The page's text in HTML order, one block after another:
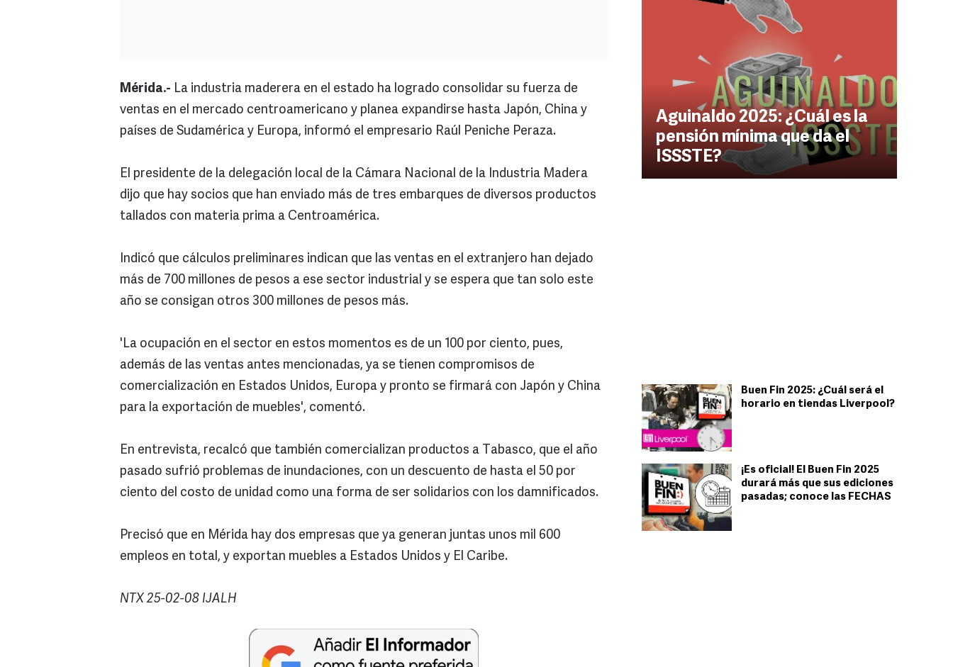
Aguinaldo 2025: ¿Cuál es la
pensión mínima que da el
ISSSTE?
Buen Fin 2025: ¿Cuál será el
horario en tiendas Liverpool?
¡Es oficial! El Buen Fin 2025
durará más que sus ediciones
pasadas; conoce las FECHAS
Mérida.- La industria maderera en el estado ha logrado consolidar su fuerza de
ventas en el mercado centroamericano y planea expandirse hasta Japón, China y
países de Sudamérica y Europa, informó el empresario Raúl Peniche Peraza.
El presidente de la delegación local de la Cámara Nacional de la Industria Madera
dijo que hay socios que han enviado más de tres embarques de diversos productos
tallados con materia prima a Centroamérica.
Indicó que cálculos preliminares indican que las ventas en el extranjero han dejado
más de 700 millones de pesos a ese sector industrial y se espera que tan solo este
año se consigan otros 300 millones de pesos más.
'La ocupación en el sector en estos momentos es de un 100 por ciento, pues,
además de las ventas antes mencionadas, ya se tienen compromisos de
comercialización en Estados Unidos, Europa y pronto se firmará con Japón y China
para la exportación de muebles', comentó.
En entrevista, recalcó que también comercializan productos a Tabasco, que el año
pasado sufrió problemas de inundaciones, con un descuento de hasta el 50 por
ciento del costo de unidad como una forma de ser solidarios con los damnificados.
Precisó que en Mérida hay dos empresas que ya generan juntas unos mil 600
empleos en total, y exportan muebles a Estados Unidos y El Caribe.
NTX 25-02-08 IJALH